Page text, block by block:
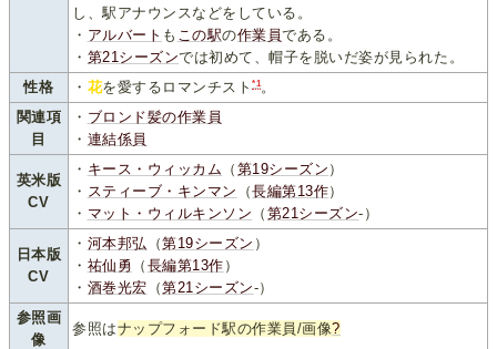
し、駅アナウンスなどをしている。
・ アルバート も この駅の作業員である。
・ 第21シーズンでは初めて、帽子を脱いだ姿が見られた。
性格
・ 花を愛するロマンチスト*1。
関連項
目
・ ブロンド髪の作業員
・ 連結係員
英米版
CV
・ キース・ウィッカム （ 第19シーズン ）
・ スティーブ・キンマン （長編第13作）
・ マット・ウィルキンソン （ 第21シーズン-）
日本版
CV
・ 河本邦弘 （第19シーズン ）
・ 祐仙勇 （ 長編第13作 ）
・ 酒巻光宏 （第21シーズン-）
参照画
像
参照はナップフォード駅の作業員/画像?